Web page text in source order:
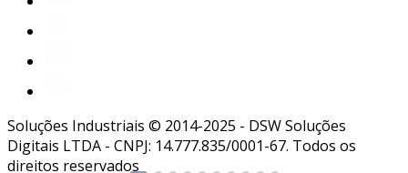
Soluções Industriais © 2014-2025 - DSW Soluções
Digitais LTDA - CNPJ: 14.777.835/0001-67. Todos os
direitos reservados